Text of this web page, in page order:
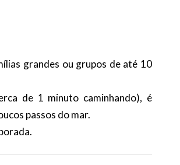
grandes ou grupos de até 10
de 1 minuto caminhando), é
passos do mar.